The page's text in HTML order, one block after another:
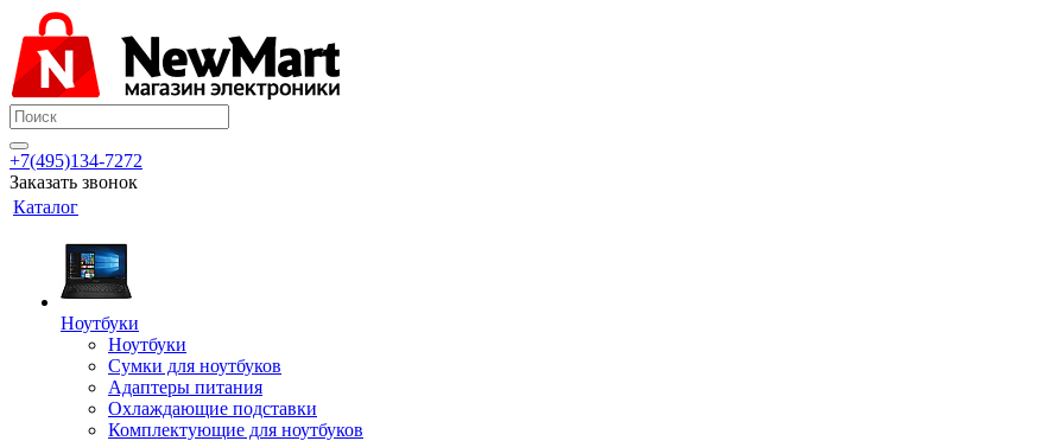
+7(495)134-7272
Заказать звонок
Каталог
Ноутбуки
Ноутбуки
Сумки для ноутбуков
Адаптеры питания
Охлаждающие подставки
Комплектующие для ноутбуков